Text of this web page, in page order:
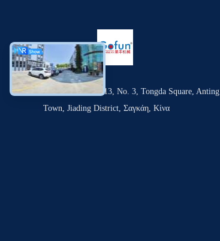
Δωμάτιο 1309-1313, Νο. 3, Tongda Square, Anting
Town, Jiading District, Σαγκάη, Κίνα